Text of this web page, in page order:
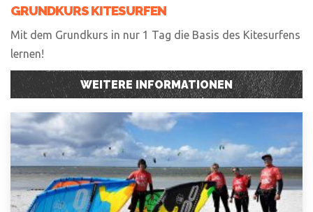
GRUNDKURS KITESURFEN
Mit dem Grundkurs in nur 1 Tag die Basis des Kitesurfens
lernen!
WEITERE INFORMATIONEN